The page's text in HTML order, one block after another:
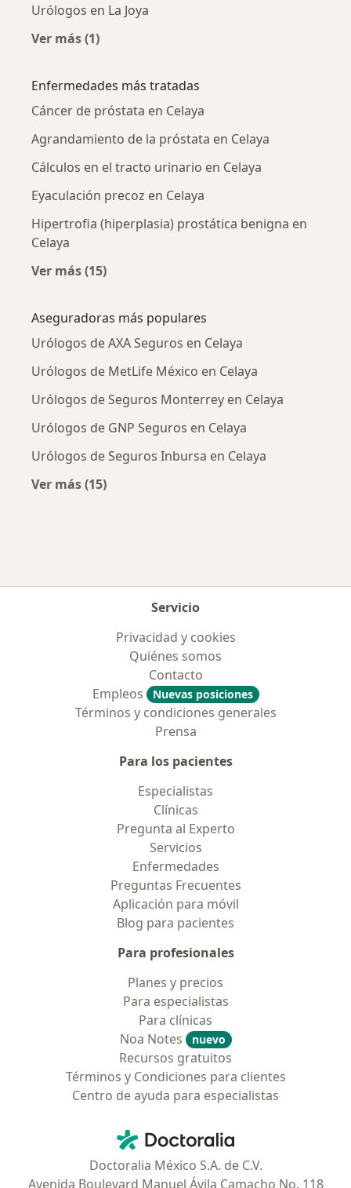
Urólogos en La Joya
Ver más (1)
Enfermedades más tratadas
Cáncer de próstata en Celaya
Agrandamiento de la próstata en Celaya
Cálculos en el tracto urinario en Celaya
Eyaculación precoz en Celaya
Hipertrofia (hiperplasia) prostática benigna en
Celaya
Ver más (15)
Aseguradoras más populares
Urólogos de AXA Seguros en Celaya
Urólogos de MetLife México en Celaya
Urólogos de Seguros Monterrey en Celaya
Urólogos de GNP Seguros en Celaya
Urólogos de Seguros Inbursa en Celaya
Ver más (15)
Servicio
Privacidad y cookies
Quiénes somos
Contacto
Empleos
Nuevas posiciones
Términos y condiciones generales
Prensa
Para los pacientes
Especialistas
Clínicas
Pregunta al Experto
Servicios
Enfermedades
Preguntas Frecuentes
Aplicación para móvil
Blog para pacientes
Para profesionales
Planes y precios
Para especialistas
Para clínicas
Noa Notes
nuevo
Recursos gratuitos
Términos y Condiciones para clientes
Centro de ayuda para especialistas
Doctoralia - Página de inicio
Doctoralia México S.A. de C.V.
Avenida Boulevard Manuel Ávila Camacho No. 118